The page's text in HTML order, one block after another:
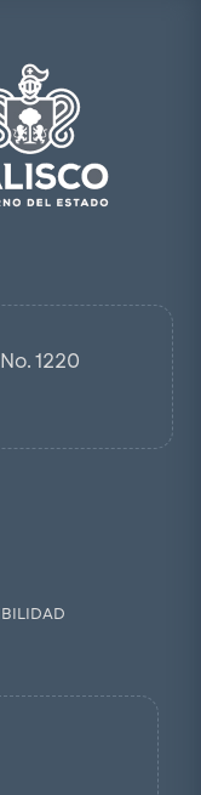
1220